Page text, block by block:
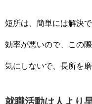
短所は、簡単には解決
効率が悪いので、この
気にしないで、長所を磨
就職活動は人より